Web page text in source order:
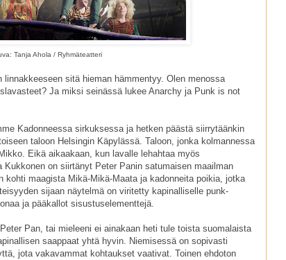
Tanja Ahola / Ryhmäteatteri
sitä hieman hämmentyy. Olen menossa
Ja miksi seinässä lukee Anarchy ja Punk is not
Kadonneessa sirkuksessa ja hetken päästä siirrytäänkin
taloon Helsingin Käpylässä. Taloon, jonka kolmannessa
Eikä aikaakaan, kun lavalle lehahtaa myös
Kukkonen on siirtänyt Peter Panin satumaisen maailman
kohti maagista Mikä-Mikä-Maata ja kadonneita poikia, jotka
sijaan näytelmä on viritetty kapinalliselle punk-
ja pääkallot sisustuselementtejä.
Pan, tai mieleeni ei ainakaan heti tule toista suomalaista
saappaat yhtä hyvin. Niemisessä on sopivasti
jota vakavammat kohtaukset vaativat. Toinen ehdoton